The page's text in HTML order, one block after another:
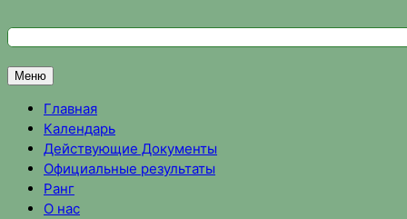
кФедерация спортивного ориентирования Омской области
Спортивное ориентирование в Омске, результаты
Меню
Главная
Календарь
Действующие Документы
Официальные результаты
Ранг
О нас